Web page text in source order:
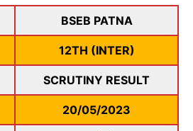
BSEB PATNA
12TH (INTER)
SCRUTINY RESULT
20/05/2023